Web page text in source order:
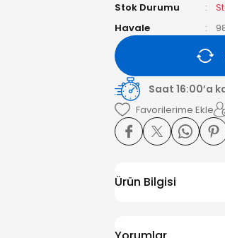
Stok Durumu
Havale
Saat 16:00’a
Ürün Bilgisi